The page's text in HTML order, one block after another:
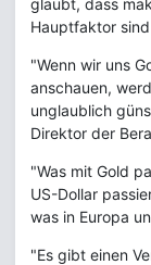
glaubt, dass
Hauptfaktor
"Wenn wir uns
anschauen,
unglaublich
Direktor der
"Was mit Gold
US-Dollar
was in Europa
"Es gibt einen